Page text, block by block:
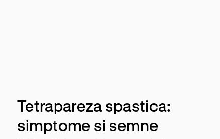
Tetrapareza spastica:
simptome si semne